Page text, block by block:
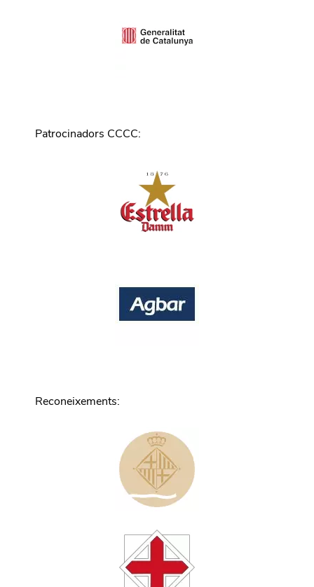
Patrocinadors CCCC:
Reconeixements: